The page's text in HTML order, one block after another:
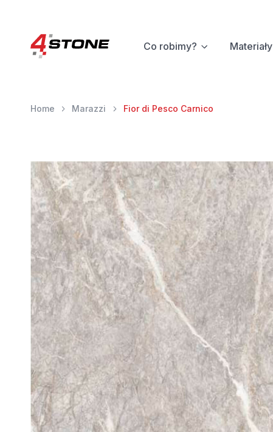
Co robimy? Materiały
Home Marazzi Fior di Pesco Carnico